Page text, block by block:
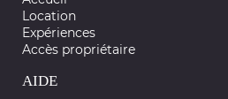
Location
Expériences
Accès propriétaire
AIDE